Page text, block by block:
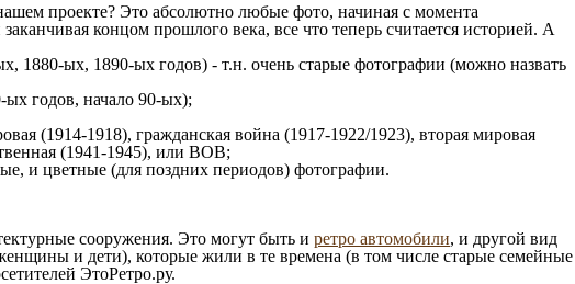
проекте? Это абсолютно любые фото, начиная c момента
концом прошлого века, все что теперь считается историей. А
1880-ых, 1890-ых годов) - т.н. очень старые фотографии (можно назвать
годов, начало 90-ых);
(1914-1918), гражданская война (1917-1922/1923), вторая мировая
(1941-1945), или ВОВ;
и цветные (для поздних периодов) фотографии.
сооружения. Это могут быть и ретро автомобили, и другой вид
и дети), которые жили в те времена (в том числе старые семейные
ЭтоРетро.ру.